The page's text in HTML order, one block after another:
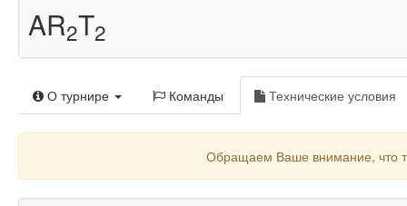
AR2T2
О турнире Команды Технические условия
Обращаем Ваше внимание, что